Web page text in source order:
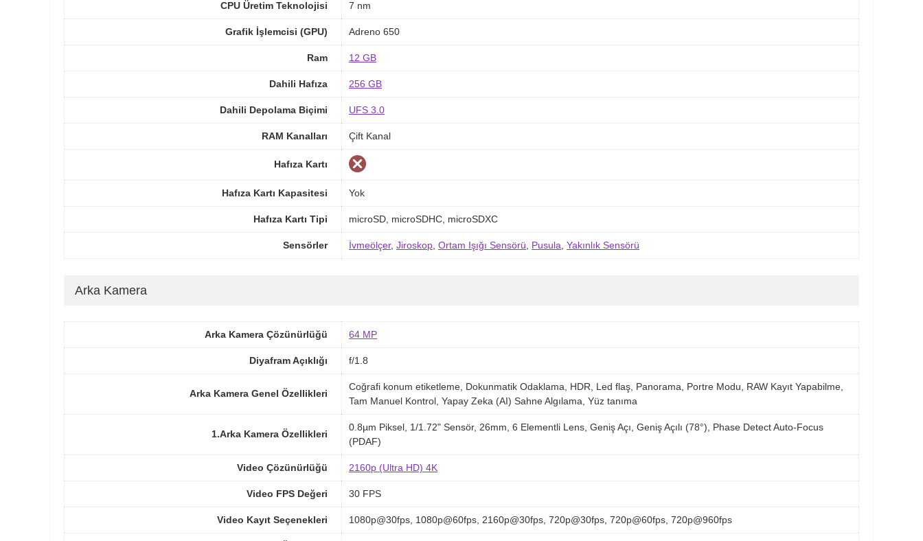
CPU Üretim Teknolojisi 7 nm
Grafik İşlemcisi (GPU) Adreno 650
Ram 12 GB
Dahili Hafıza 256 GB
Dahili Depolama Biçimi UFS 3.0
RAM Kanalları Çift Kanal
Hafıza Kartı
Hafıza Kartı Kapasitesi Yok
Hafıza Kartı Tipi microSD, microSDHC, microSDXC
Sensörler İvmeölçer, Jiroskop Ortam Işığı Sensörü Pusula Yakınlık Sensörü
Arka Kamera
Arka Kamera Çözünürlüğü 64 MP
Diyafram Açıklığı f/1.8
Arka Kamera Genel Özellikleri
Coğrafi konum etiketleme, Dokunmatik Odaklama, HDR, Led flaş, Panorama, Portre Modu, RAW Kayıt Yapabilme,
Tam Manuel Kontrol, Yapay Zeka (AI) Sahne Algılama, Yüz tanıma
1.Arka Kamera Özellikleri
0.8µm Piksel, 1/1.72" Sensör, 26mm, 6 Elementli Lens, Geniş Açı, Geniş Açılı (78°), Phase Detect Auto-Focus
(PDAF)
Video Çözünürlüğü 2160p (Ultra HD) 4K
Video FPS Değeri 30 FPS
Video Kayıt Seçenekleri 1080p@30fps, 1080p@60fps, 2160p@30fps, 720p@30fps, 720p@60fps, 720p@960fps